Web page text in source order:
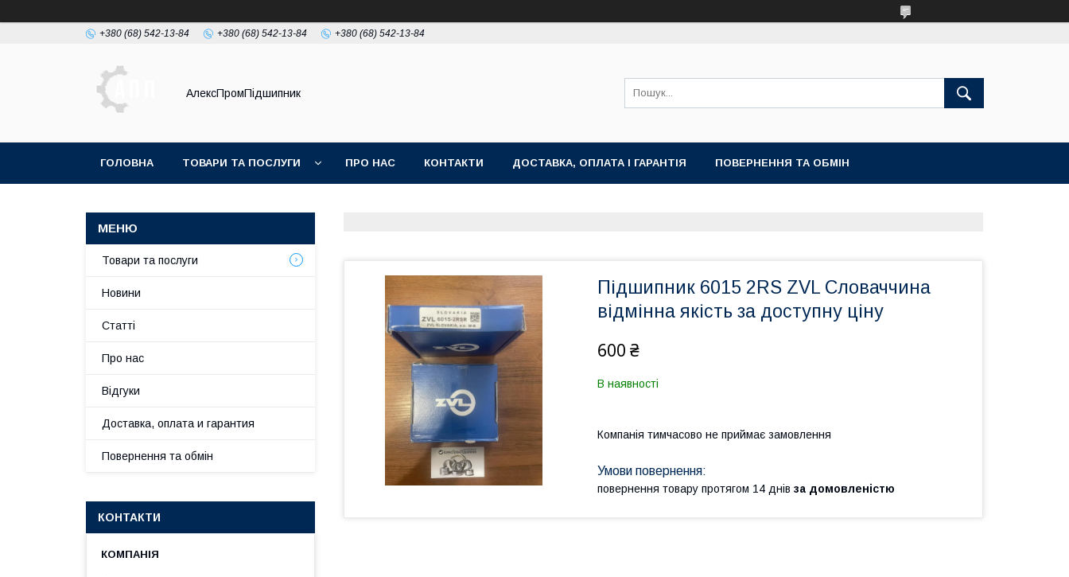
+380 (68) 542-13-84 +380 (68) 542-13-84 +380 (68) 542-13-84
АлексПромПідшипник
ГОЛОВНА ТОВАРИ ТА ПОСЛУГИ ПРО НАС КОНТАКТИ ДОСТАВКА, ОПЛАТА І ГАРАНТІЯ ПОВЕРНЕННЯ ТА ОБМІН
Підшипник 6015 2RS ZVL Словаччина
відмінна якість за доступну ціну
600 ₴
В наявності
Компанія тимчасово не приймає замовлення
повернення товару протягом 14 днів за домовленістю
Товари та послуги
Новини
Статті
Про нас
Відгуки
Доставка, оплата и гарантия
Повернення та обмін
КОНТАКТИ